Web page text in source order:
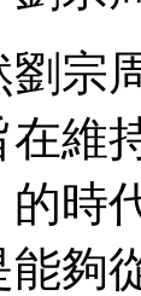
周
在維
的
能夠